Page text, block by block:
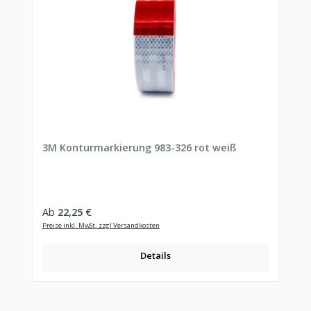
3M Konturmarkierung 983-326 rot weiß
Regulärer Preis:
Ab 22,25 €
Preise inkl. MwSt. zzgl Versandkosten
Details